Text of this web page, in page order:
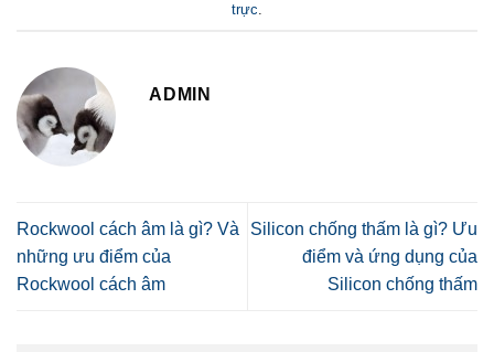
trực.
ADMIN
Rockwool cách âm là gì? Và
những ưu điểm của
Rockwool cách âm
Silicon chống thấm là gì? Ưu
điểm và ứng dụng của
Silicon chống thấm